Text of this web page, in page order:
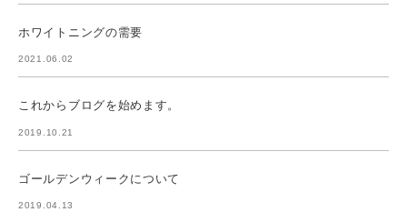
ホワイトニングの需要
2021.06.02
これからブログを始めます。
2019.10.21
ゴールデンウィークについて
2019.04.13